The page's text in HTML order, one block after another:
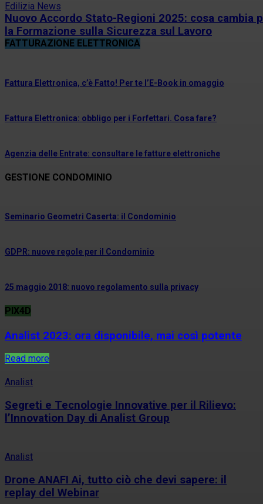
Edilizia News
Nuovo Accordo Stato-Regioni 2025: cosa cambia
la Formazione sulla Sicurezza sul Lavoro
FATTURAZIONE ELETTRONICA
Fattura Elettronica, c’è Fatto! Per te l’E-Book in omaggio
Fattura Elettronica: obbligo per i Forfettari. Cosa fare?
Agenzia delle Entrate: consultare le fatture elettroniche
GESTIONE CONDOMINIO
Seminario Geometri Caserta: il Condominio
GDPR: nuove regole per il Condominio
25 maggio 2018: nuovo regolamento sulla privacy
PIX4D
Analist 2023: ora disponibile, mai così potente
Read more
Analist
Segreti e Tecnologie Innovative per il Rilievo:
l’Innovation Day di Analist Group
Analist
Drone ANAFI Ai, tutto ciò che devi sapere: il
replay del Webinar